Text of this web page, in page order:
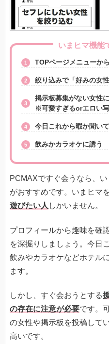
いまヒマ機能
TOPページメニューか
絞り込みで「好みの女
掲示板募集がない女性
※可愛すぎるorエロい
今日これから暇か聞い
飲みかカラオケに誘う
PCMAXですぐ会うなら、
がおすすめです。いまヒマ
遊びたい人 しかいません。
プロフィールから趣味を確
を深掘りしましょう。今日
飲みやカラオケなどホテル
ます。
しかし、すぐ会おうとする
の存在に注意が必要です。
の女性や掲示板を投稿して
高いです。